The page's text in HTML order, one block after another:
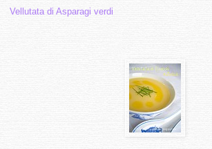
Vellutata di Asparagi verdi